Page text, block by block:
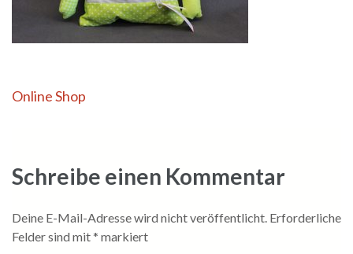
Beitragsnavigation
Online Shop
Schreibe einen Kommentar
Deine E-Mail-Adresse wird nicht veröffentlicht. Erforderliche
Felder sind mit* markiert